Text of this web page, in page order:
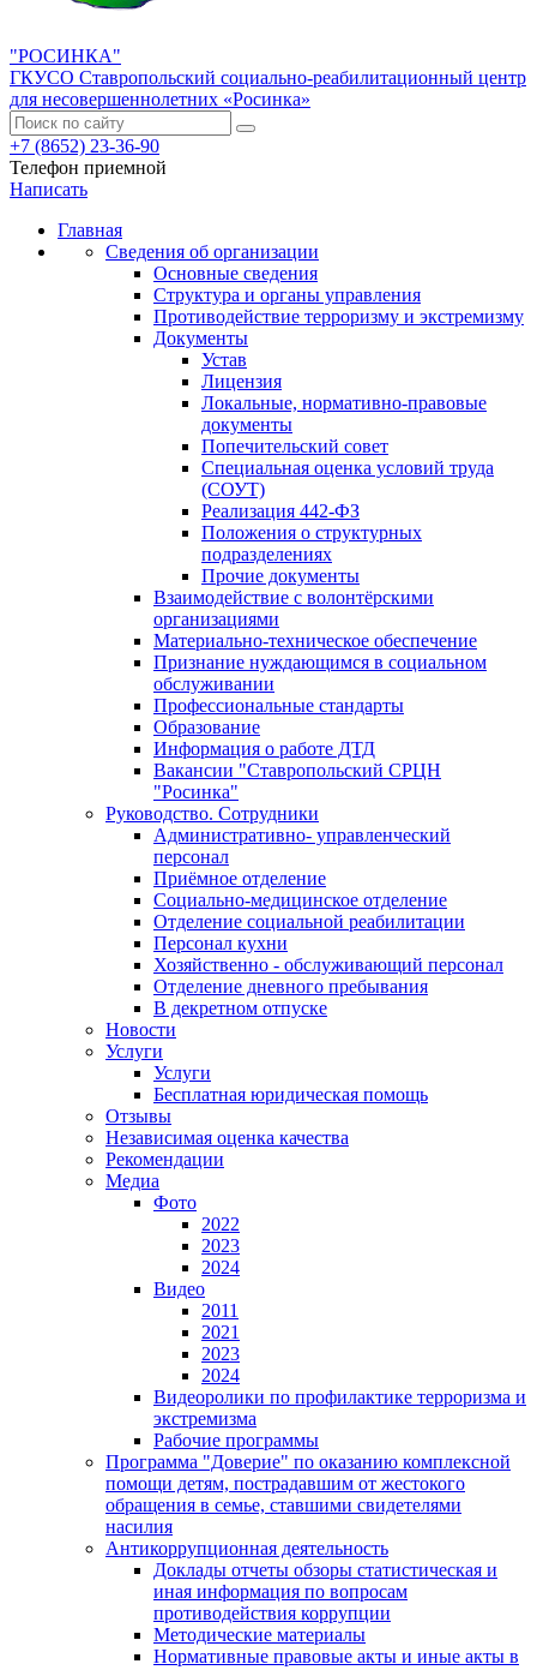
"РОСИНКА"
ГКУСО Ставропольский социально-реабилитационный центр
для несовершеннолетних «Росинка»
+7 (8652) 23-36-90
Телефон приемной
Написать
Главная
Сведения об организации
Основные сведения
Структура и органы управления
Противодействие терроризму и экстремизму
Документы
Устав
Лицензия
Локальные, нормативно-правовые
документы
Попечительский совет
Специальная оценка условий труда
(СОУТ)
Реализация 442-ФЗ
Положения о структурных
подразделениях
Прочие документы
Взаимодействие с волонтёрскими
организациями
Материально-техническое обеспечение
Признание нуждающимся в социальном
обслуживании
Профессиональные стандарты
Образование
Информация о работе ДТД
Вакансии "Ставропольский СРЦН
"Росинка"
Руководство. Сотрудники
Административно- управленческий
персонал
Приёмное отделение
Социально-медицинское отделение
Отделение социальной реабилитации
Персонал кухни
Хозяйственно - обслуживающий персонал
Отделение дневного пребывания
В декретном отпуске
Новости
Услуги
Услуги
Бесплатная юридическая помощь
Отзывы
Независимая оценка качества
Рекомендации
Медиа
Фото
2022
2023
2024
Видео
2011
2021
2023
2024
Видеоролики по профилактике терроризма и
экстремизма
Рабочие программы
Программа "Доверие" по оказанию комплексной
помощи детям, пострадавшим от жестокого
обращения в семье, ставшими свидетелями
насилия
Антикоррупционная деятельность
Доклады отчеты обзоры статистическая и
иная информация по вопросам
противодействия коррупции
Методические материалы
Нормативные правовые акты и иные акты в